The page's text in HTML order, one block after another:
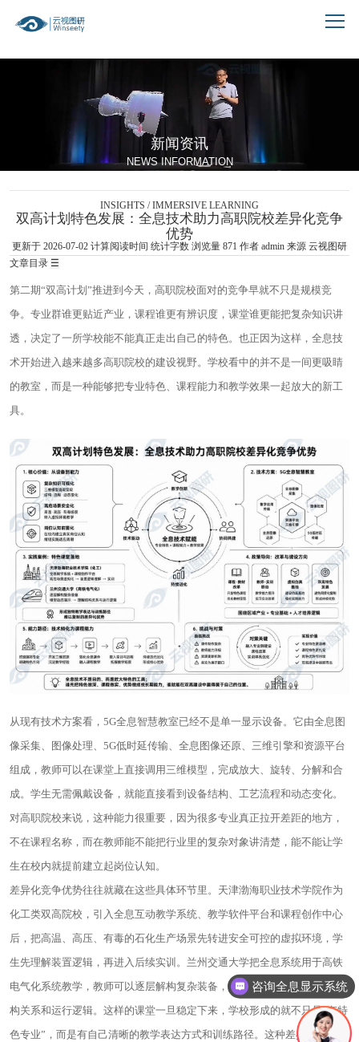
新闻资讯
NEWS INFORMATION
INSIGHTS / IMMERSIVE LEARNING
双高计划特色发展：全息技术助力高职院校差异化竞争
优势
更新于 2026-07-02 计算阅读时间 统计字数 浏览量 871 作者 admin 来源 云视图研
文章目录 ☰
第二期“双高计划”推进到今天，高职院校面对的竞争早就不只是规模竞
争。专业群谁更贴近产业，课程谁更有辨识度，课堂谁更能把复杂知识讲
透，决定了一所学校能不能真正走出自己的特色。也正因为这样，全息技
术开始进入越来越多高职院校的建设视野。学校看中的并不是一间更吸睛
的教室，而是一种能够把专业特色、课程能力和教学效果一起放大的新工
具。
从现有技术方案看，5G全息智慧教室已经不是单一显示设备。它由全息图
像采集、图像处理、5G低时延传输、全息图像还原、三维引擎和资源平台
组成，教师可以在课堂上直接调用三维模型，完成放大、旋转、分解和合
成。学生无需佩戴设备，就能直接看到设备结构、工艺流程和动态变化。
对高职院校来说，这种能力很重要，因为很多专业真正拉开差距的地方，
不在课程名称，而在教师能不能把行业里的复杂对象讲清楚，能不能让学
生在校内就提前建立起岗位认知。
差异化竞争优势往往就藏在这些具体环节里。天津渤海职业技术学院作为
化工类双高院校，引入全息互动教学系统、教学软件平台和课程创作中心
后，把高温、高压、有毒的石化生产场景先转进安全可控的虚拟环境，学
生先理解装置逻辑，再进入后续实训。兰州交通大学把全息系统用于高铁
电气化系统教学，教师可以逐层解构复杂装备，学生在模型变化中理解结
构关系和运行逻辑。这样的课堂一旦稳定下来，学校形成的就不只是“有特
色专业”，而是有自己清晰的教学表达方式和训练路径。这种差异，才是高
咨询全息显示系统